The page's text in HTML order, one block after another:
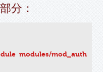
分：
modules/mod_auth